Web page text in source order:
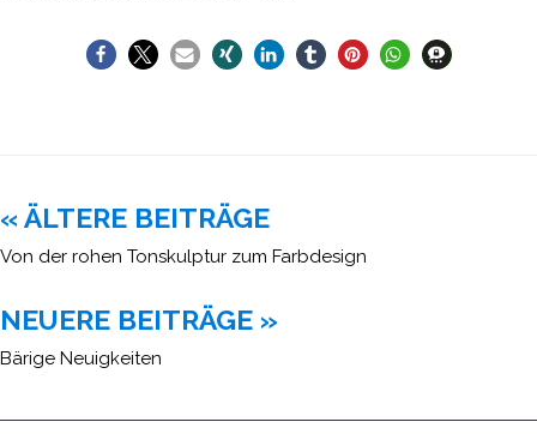
Beitragsnavigation
« ÄLTERE BEITRÄGE
Von der rohen Tonskulptur zum Farbdesign
NEUERE BEITRÄGE »
Bärige Neuigkeiten